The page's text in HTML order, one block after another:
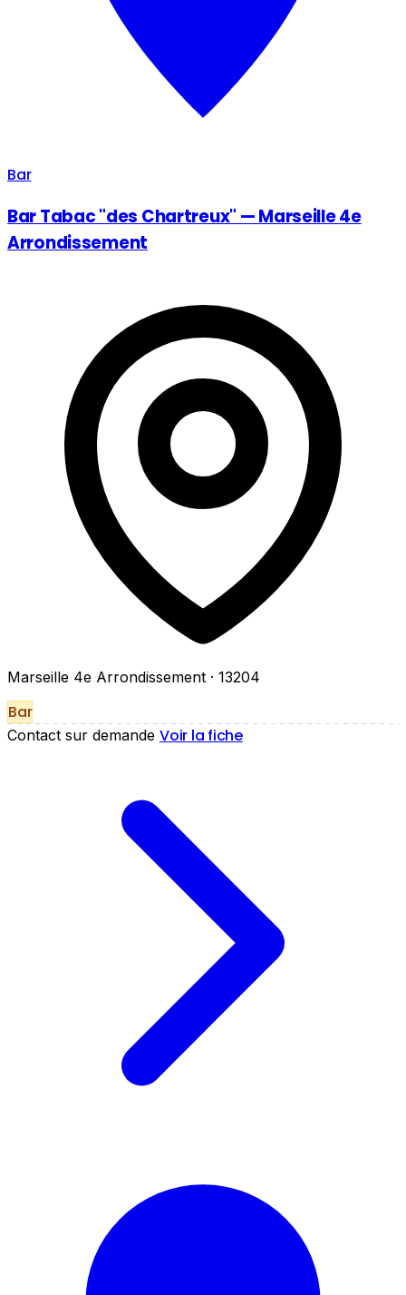
Bar
Bar Tabac "des Chartreux" — Marseille 4e
Arrondissement
Marseille 4e Arrondissement · 13204
Bar
Contact sur demande Voir la fiche